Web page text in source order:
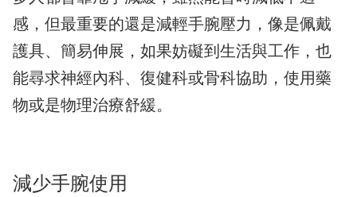
感，但最重要的還是減輕手腕壓力，像是佩戴
護具、簡易伸展，如果妨礙到生活與工作，也
能尋求神經內科、復健科或骨科協助，使用藥
物或是物理治療舒緩。
減少手腕使用